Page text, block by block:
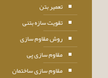
تعمیر بتن
تقویت سازه بتنی
روش مقاوم سازی
مقاوم سازی پی
مقاوم سازی ساختمان